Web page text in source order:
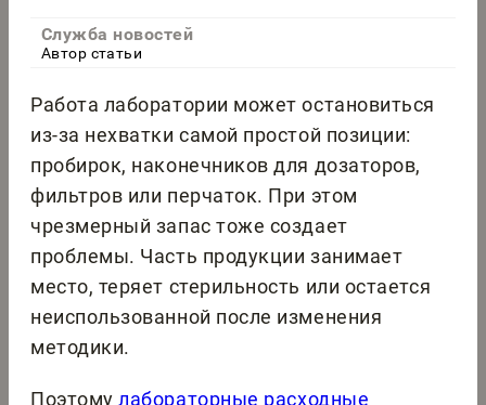
Служба новостей
Автор статьи
Работа лаборатории может остановиться
из-за нехватки самой простой позиции:
пробирок, наконечников для дозаторов,
фильтров или перчаток. При этом
чрезмерный запас тоже создает
проблемы. Часть продукции занимает
место, теряет стерильность или остается
неиспользованной после изменения
методики.
Поэтомулабораторные расходные